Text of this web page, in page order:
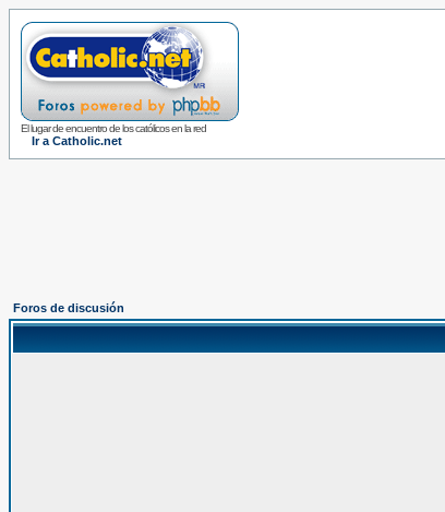
El lugar de encuentro de los católicos en la red
Ir a Catholic.net
Foros de discusión